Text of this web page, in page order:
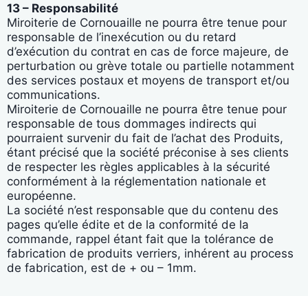
13 – Responsabilité
Miroiterie de Cornouaille ne pourra être tenue pour
responsable de l’inexécution ou du retard
d’exécution du contrat en cas de force majeure, de
perturbation ou grève totale ou partielle notamment
des services postaux et moyens de transport et/ou
communications.
Miroiterie de Cornouaille ne pourra être tenue pour
responsable de tous dommages indirects qui
pourraient survenir du fait de l’achat des Produits,
étant précisé que la société préconise à ses clients
de respecter les règles applicables à la sécurité
conformément à la réglementation nationale et
européenne.
La société n’est responsable que du contenu des
pages qu’elle édite et de la conformité de la
commande, rappel étant fait que la tolérance de
fabrication de produits verriers, inhérent au process
de fabrication, est de + ou – 1mm.